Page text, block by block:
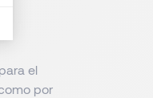
el
por